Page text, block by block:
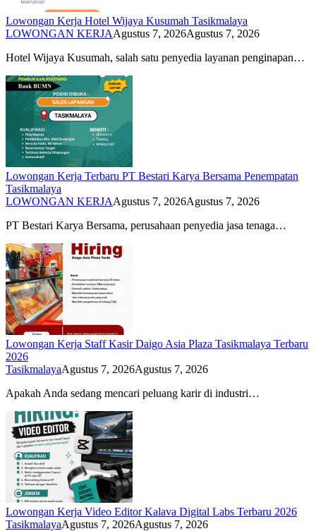
Lowongan Kerja Hotel Wijaya Kusumah Tasikmalaya
LOWONGAN KERJAAgustus 7, 2026Agustus 7, 2026
Hotel Wijaya Kusumah, salah satu penyedia layanan penginapan…
Lowongan Kerja Terbaru PT Bestari Karya Bersama Penempatan
Tasikmalaya
LOWONGAN KERJAAgustus 7, 2026Agustus 7, 2026
PT Bestari Karya Bersama, perusahaan penyedia jasa tenaga…
Lowongan Kerja Staff Kasir Daigo Asia Plaza Tasikmalaya Terbaru
2026
TasikmalayaAgustus 7, 2026Agustus 7, 2026
Apakah Anda sedang mencari peluang karir di industri…
Lowongan Kerja Video Editor Kalava Digital Labs Terbaru 2026
TasikmalayaAgustus 7, 2026Agustus 7, 2026